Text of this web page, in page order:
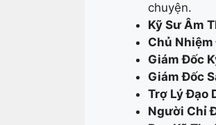
chuyện.
Kỹ Sư Âm
Chủ Nhiệm
Giám Đốc
Giám Đốc
Trợ Lý Đạo
Người Chỉ